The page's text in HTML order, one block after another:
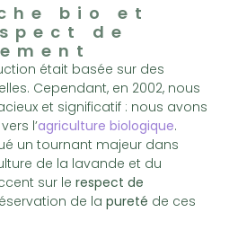
bio et
de
était basée sur des
Cependant, en 2002, nous
et significatif : nous avons
l’agriculture biologique.
un tournant majeur dans
de la lavande et du
sur lerespect de
de lapureté de ces